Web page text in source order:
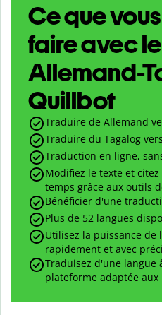
Ce que
faire avec
Allemand-
Quillbot
Traduire de Allemand
Traduire du Tagalog
Traduction en ligne,
Modifiez le texte et
temps grâce aux outils
Bénéficier d'une
Plus de 52 langues
Utilisez la puissance
rapidement et avec
Traduisez d'une langue
plateforme adaptée aux